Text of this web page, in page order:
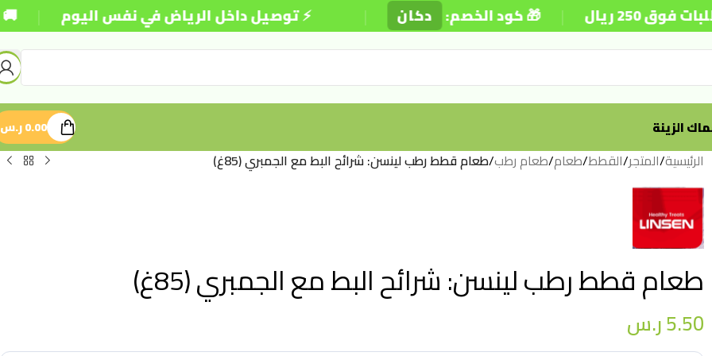
⚡ توصيل داخل الرياض في نفس اليوم | 🚚 شحن ريال | 🎁 كود الخصم: دكان |
الزينة 0.00ر.س
الرئيسية/المتجر/القطط/طعام/طعام رطب/طعام قطط رطب لينسن: شرائح البط مع الجمبري (85غ)
طعام قطط رطب لينسن: شرائح البط مع الجمبري (85غ)
5.50ر.س